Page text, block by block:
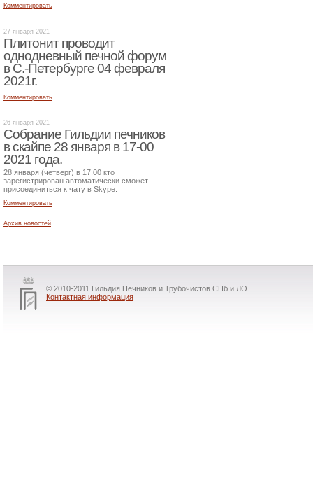
Комментировать
27 января 2021
Плитонит проводит
однодневный печной форум
в С.-Петербурге 04 февраля
2021г.
Комментировать
26 января 2021
Собрание Гильдии печников
в скайпе 28 января в 17-00
2021 года.
28 января (четверг) в 17.00 кто
зарегистрирован автоматически сможет
присоединиться к чату в Skype.
Комментировать
Архив новостей
© 2010-2011 Гильдия Печников и Трубочистов СПб и ЛО
Контактная информация